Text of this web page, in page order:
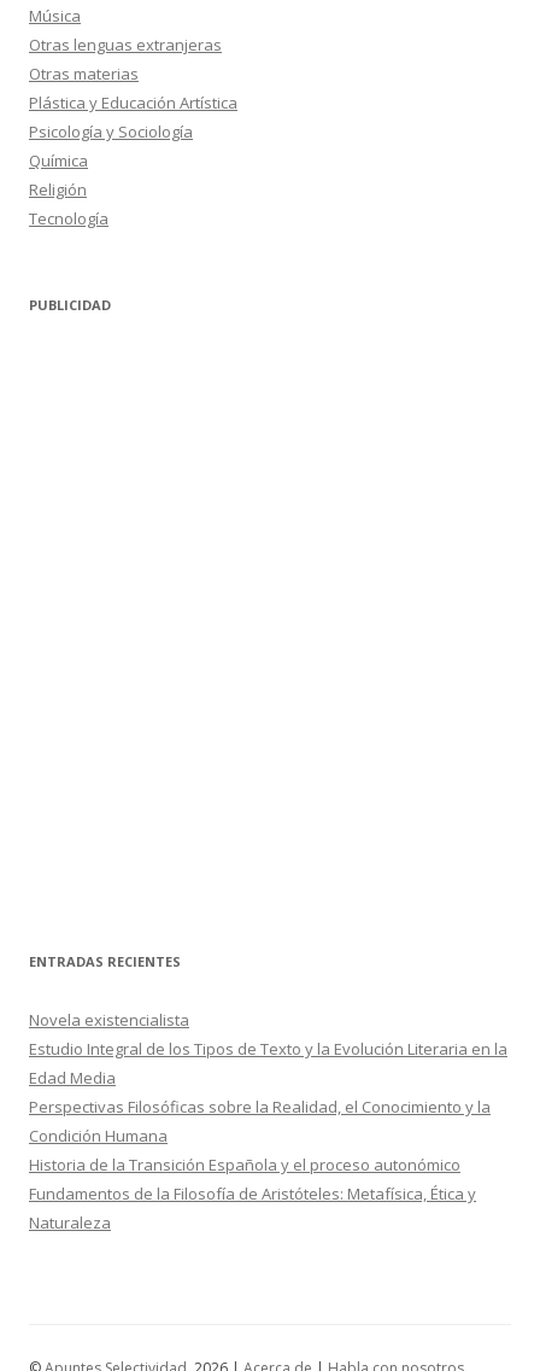
Música
Otras lenguas extranjeras
Otras materias
Plástica y Educación Artística
Psicología y Sociología
Química
Religión
Tecnología
PUBLICIDAD
ENTRADAS RECIENTES
Novela existencialista
Estudio Integral de los Tipos de Texto y la Evolución Literaria en la
Edad Media
Perspectivas Filosóficas sobre la Realidad, el Conocimiento y la
Condición Humana
Historia de la Transición Española y el proceso autonómico
Fundamentos de la Filosofía de Aristóteles: Metafísica, Ética y
Naturaleza